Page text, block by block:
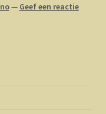
— Geef een reactie